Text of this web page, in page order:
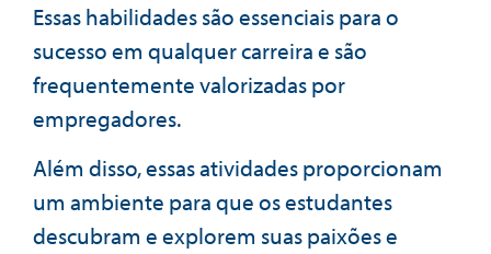
Essas habilidades são essenciais para o
sucesso em qualquer carreira e são
frequentemente valorizadas por
empregadores.
Além disso, essas atividades proporcionam
um ambiente para que os estudantes
descubram e explorem suas paixões e